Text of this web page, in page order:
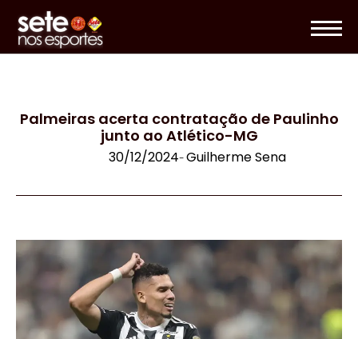
Palmeiras acerta contratação de Paulinho
junto ao Atlético-MG
30/12/2024-Guilherme Sena